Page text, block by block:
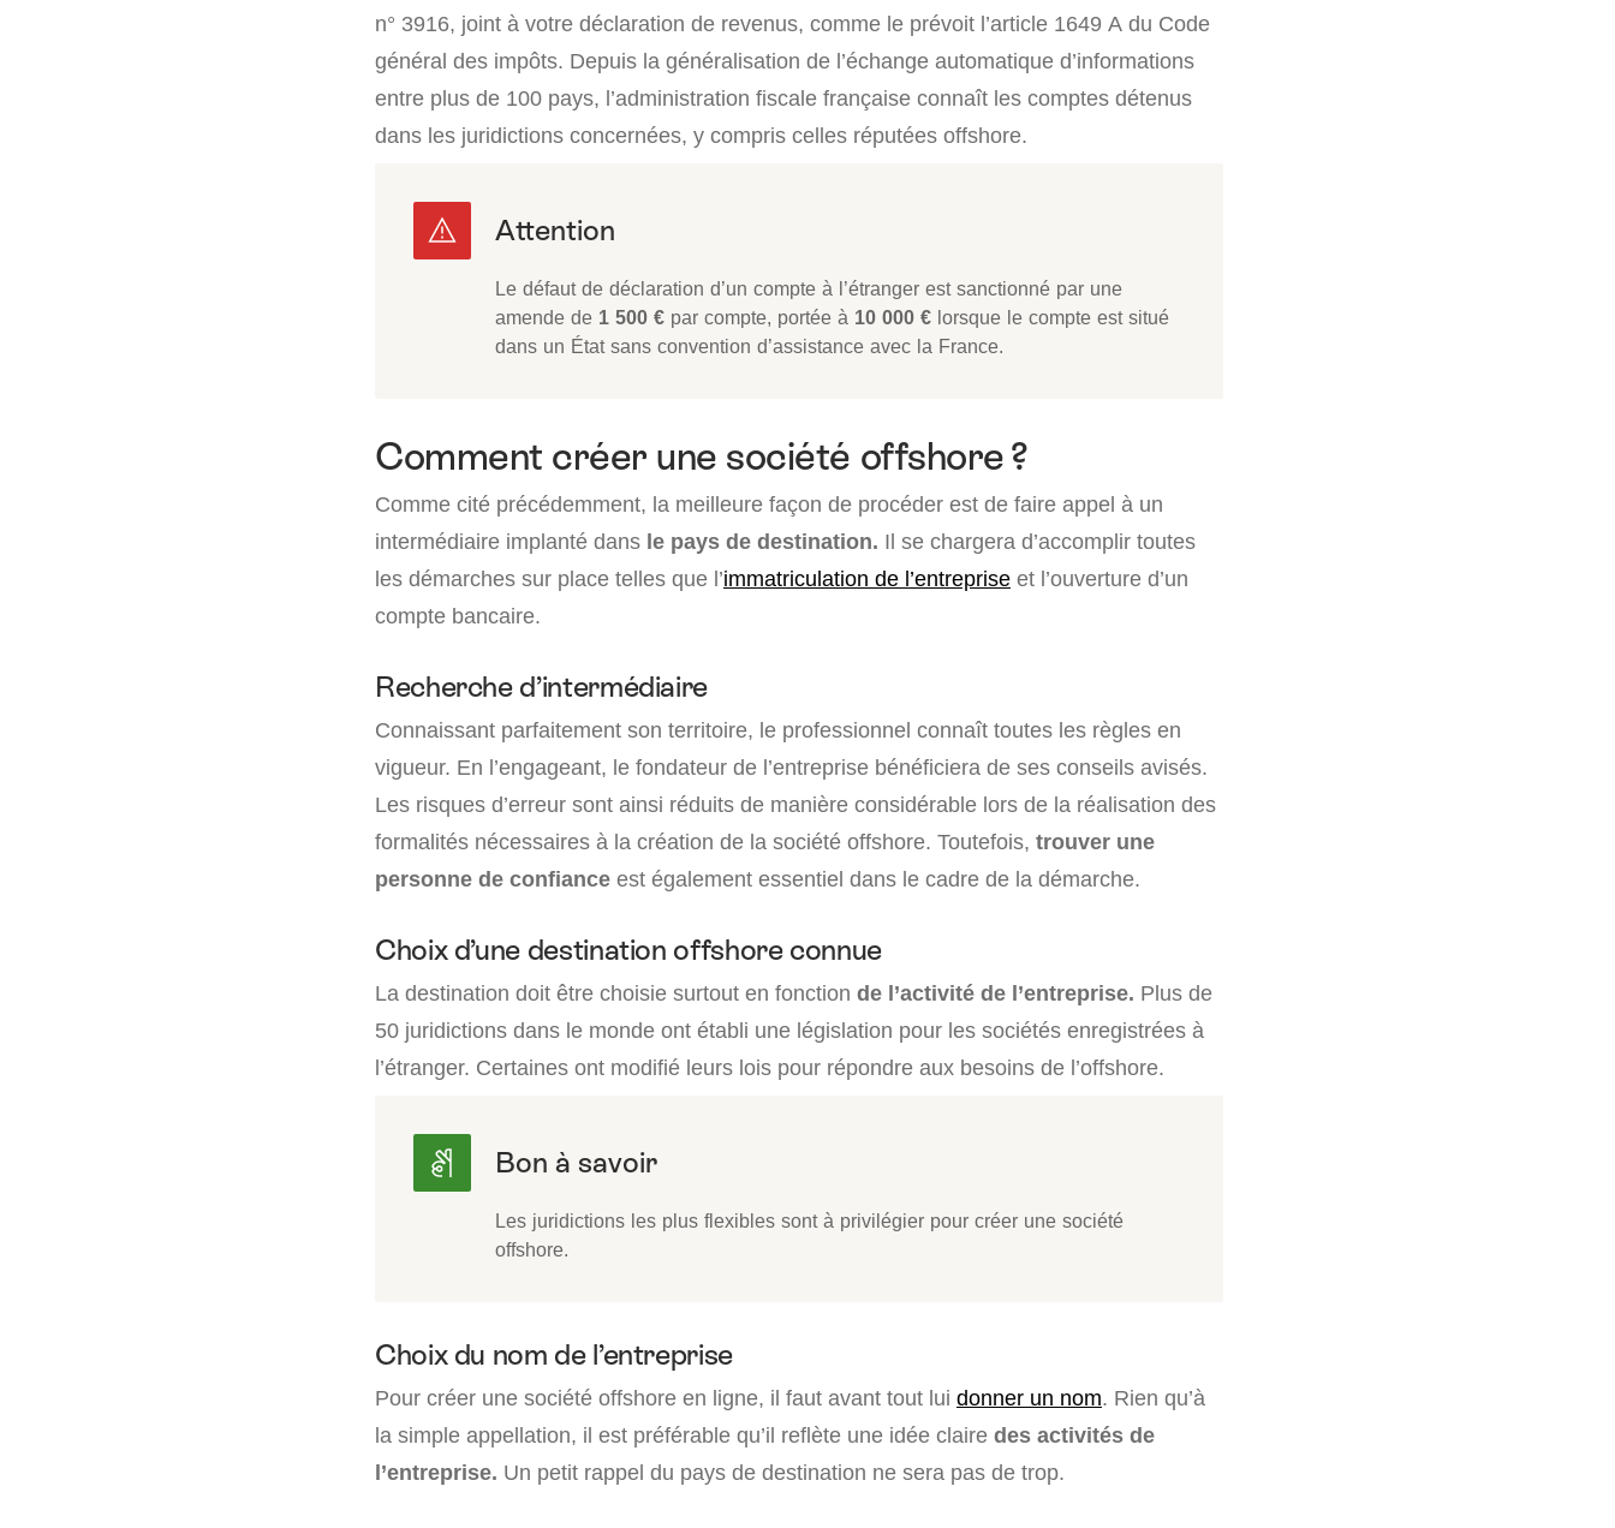
n° 3916, joint à votre déclaration de revenus, comme le prévoit l’article 1649 A du Code
général des impôts. Depuis la généralisation de l’échange automatique d’informations
entre plus de 100 pays, l’administration fiscale française connaît les comptes détenus
dans les juridictions concernées, y compris celles réputées offshore.
Le défaut de déclaration d’un compte à l’étranger est sanctionné par une
amende de 1 500 € par compte, portée à 10 000 € lorsque le compte est situé
dans un État sans convention d’assistance avec la France.
Comment créer une société offshore ?
Comme cité précédemment, la meilleure façon de procéder est de faire appel à un
intermédiaire implanté dans le pays de destination. Il se chargera d’accomplir toutes
les démarches sur place telles que l’immatriculation de l’entreprise et l’ouverture d’un
compte bancaire.
Recherche d’intermédiaire
Connaissant parfaitement son territoire, le professionnel connaît toutes les règles en
vigueur. En l’engageant, le fondateur de l’entreprise bénéficiera de ses conseils avisés.
Les risques d’erreur sont ainsi réduits de manière considérable lors de la réalisation des
formalités nécessaires à la création de la société offshore. Toutefois, trouver une
personne de confiance est également essentiel dans le cadre de la démarche.
Choix d’une destination offshore connue
La destination doit être choisie surtout en fonction de l’activité de l’entreprise. Plus de
50 juridictions dans le monde ont établi une législation pour les sociétés enregistrées à
l’étranger. Certaines ont modifié leurs lois pour répondre aux besoins de l’offshore.
Les juridictions les plus flexibles sont à privilégier pour créer une société
offshore.
Choix du nom de l’entreprise
Pour créer une société offshore en ligne, il faut avant tout lui donner un nom. Rien qu’à
la simple appellation, il est préférable qu’il reflète une idée claire des activités de
l’entreprise. Un petit rappel du pays de destination ne sera pas de trop.